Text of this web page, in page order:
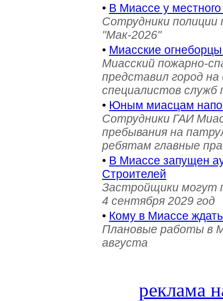
• В Миассе у
Сотрудники полиции
"Мак-2026"
• Миасские
Миасский пожарно-
представил город
специалистов
• Юным миасцам
Сотрудники ГАИ
пребывания на
ребятам главные
• В Миассе запущен
Строителей
Застройщики могут
4 сентября 2029 год
• Кому в Миассе
Плановые работы в
августа
реклама